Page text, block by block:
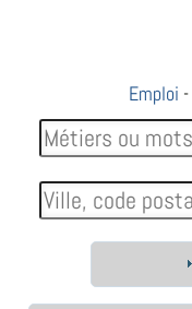
Emploi -